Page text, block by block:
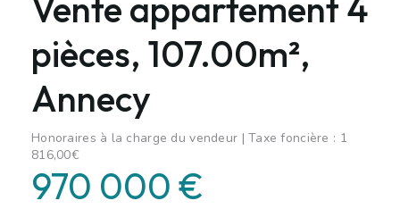
pièces, 107.00m²,
Annecy
Honoraires à la charge du vendeur | Taxe foncière : 1
816,00€
970 000 €